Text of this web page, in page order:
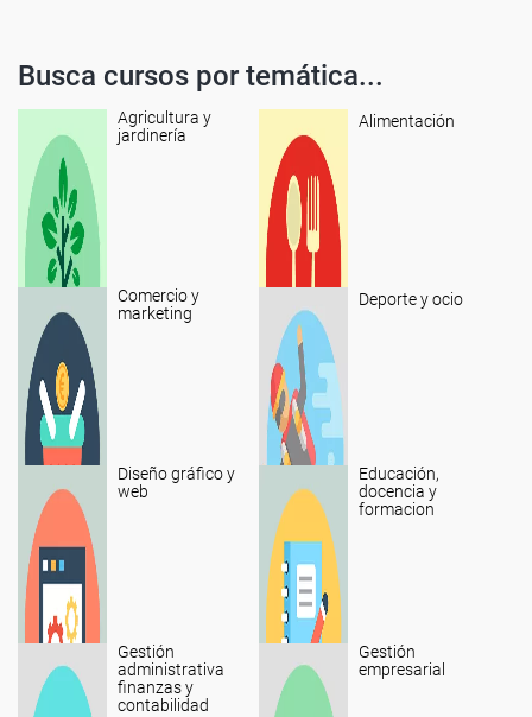
Busca cursos por temática...
Agricultura y
jardinería
Alimentación
Comercio y
marketing
Deporte y ocio
Diseño gráfico y
web
Educación,
docencia y
formacion
Gestión
administrativa
finanzas y
contabilidad
Gestión
empresarial